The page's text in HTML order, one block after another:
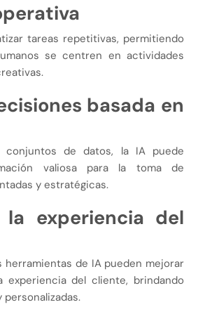
tareas repetitivas, permitiendo
se centren en actividades
basada en
conjuntos de datos, la IA puede
valiosa para la toma de
y estratégicas.
experiencia del
de IA pueden mejorar
experiencia del cliente, brindando